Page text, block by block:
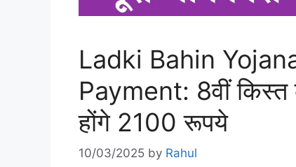
Ladki Bahin
Payment: 8वीं
होंगे 2100 रूपये
10/03/2025 by Rahul